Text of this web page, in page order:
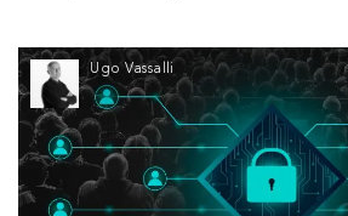
Ugo Vassalli